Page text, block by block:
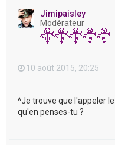
Jimipaisley
Modérateur
10 août 2015, 20:25
^Je trouve que l'appeler
qu'en penses-tu ?